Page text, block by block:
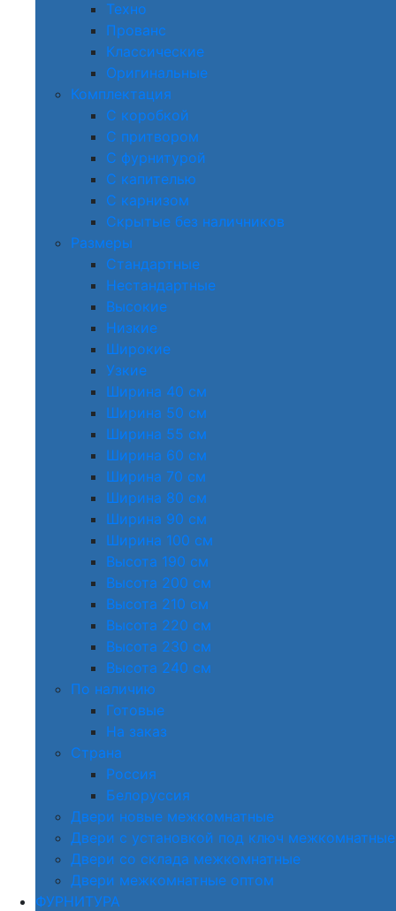
Техно
Прованс
Классические
Оригинальные
Комплектация
С коробкой
С притвором
С фурнитурой
С капителью
С карнизом
Скрытые без наличников
Размеры
Стандартные
Нестандартные
Высокие
Низкие
Широкие
Узкие
Ширина 40 см
Ширина 50 см
Ширина 55 см
Ширина 60 см
Ширина 70 см
Ширина 80 см
Ширина 90 см
Ширина 100 см
Высота 190 см
Высота 200 см
Высота 210 см
Высота 220 см
Высота 230 см
Высота 240 см
По наличию
Готовые
На заказ
Страна
Россия
Белоруссия
Двери новые межкомнатные
Двери с установкой под ключ межкомнатные
Двери со склада межкомнатные
Двери межкомнатные оптом
ФУРНИТУРА